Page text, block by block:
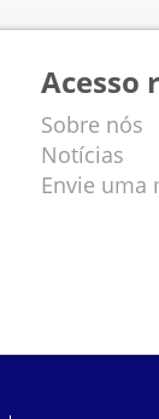
Acesso
Sobre nós
Notícias
Envie uma